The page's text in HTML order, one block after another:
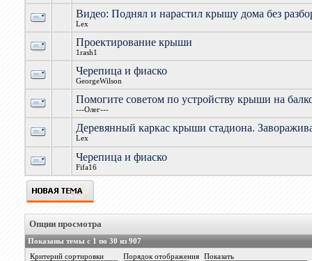
Видео: Поднял и нарастил крышу дома без
Lex
Проектирование крыши
1rash1
Черепица и фиаско
GeorgeWilson
Помогите советом по устройству крыши на
---Олег---
Деревянный каркас крыши стадиона.
Lex
Черепица и фиаско
Fifa16
Опции просмотра
Показаны темы с 1 по 30 из 907
Критерий сортировки
Порядок отображения Показать